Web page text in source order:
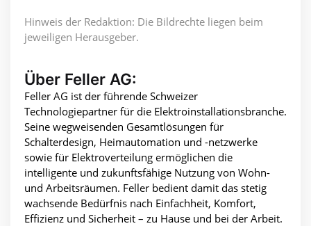
Hinweis der Redaktion: Die Bildrechte liegen beim
jeweiligen Herausgeber.
Über Feller AG:
Feller AG ist der führende Schweizer
Technologiepartner für die Elektroinstallationsbranche.
Seine wegweisenden Gesamtlösungen für
Schalterdesign, Heimautomation und -netzwerke
sowie für Elektroverteilung ermöglichen die
intelligente und zukunftsfähige Nutzung von Wohn-
und Arbeitsräumen. Feller bedient damit das stetig
wachsende Bedürfnis nach Einfachheit, Komfort,
Effizienz und Sicherheit – zu Hause und bei der Arbeit.